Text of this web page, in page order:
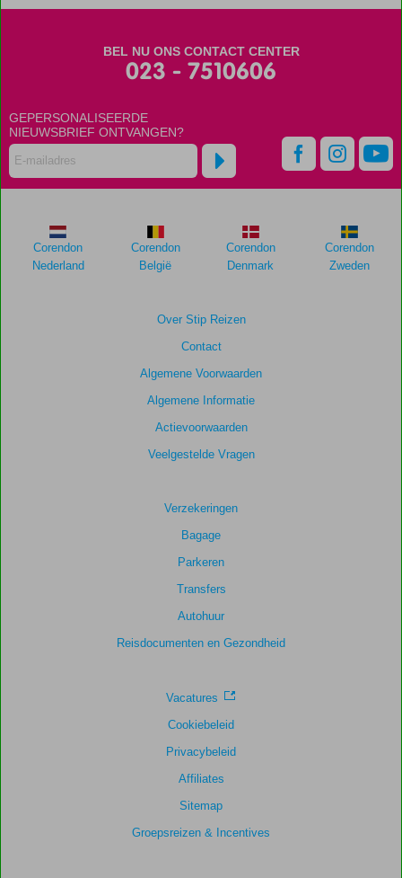
weergegeven
relevantie
van
de
getoonde
Totale
Eten
8,9
Wifi kwaliteit
8,9
BEL NU ONS CONTACT CENTER
023 - 7510606
GEPERSONALISEERDE
NIEUWSBRIEF ONTVANGEN?
Over Stip Reizen
Contact
Algemene Voorwaarden
Algemene Informatie
Actievoorwaarden
Veelgestelde Vragen
Verzekeringen
Bagage
Parkeren
Transfers
Autohuur
Reisdocumenten en Gezondheid
Vacatures
Cookiebeleid
Privacybeleid
Affiliates
Sitemap
Groepsreizen & Incentives
Corendon
Nederland
Corendon
België
Corendon
Denmark
Corendon
Zweden